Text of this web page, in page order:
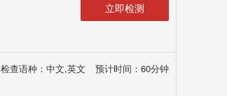
立即检测
检查语种：中文,英文 预计时间：60分钟